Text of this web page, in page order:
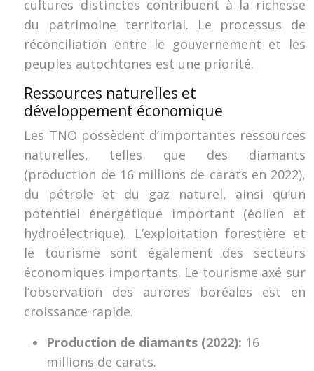
cultures distinctes contribuent à la richesse
du patrimoine territorial. Le processus de
réconciliation entre le gouvernement et les
peuples autochtones est une priorité.
Ressources naturelles et
développement économique
Les TNO possèdent d’importantes ressources
naturelles, telles que des diamants
(production de 16 millions de carats en 2022),
du pétrole et du gaz naturel, ainsi qu’un
potentiel énergétique important (éolien et
hydroélectrique). L’exploitation forestière et
le tourisme sont également des secteurs
économiques importants. Le tourisme axé sur
l’observation des aurores boréales est en
croissance rapide.
Production de diamants (2022): 16
millions de carats.